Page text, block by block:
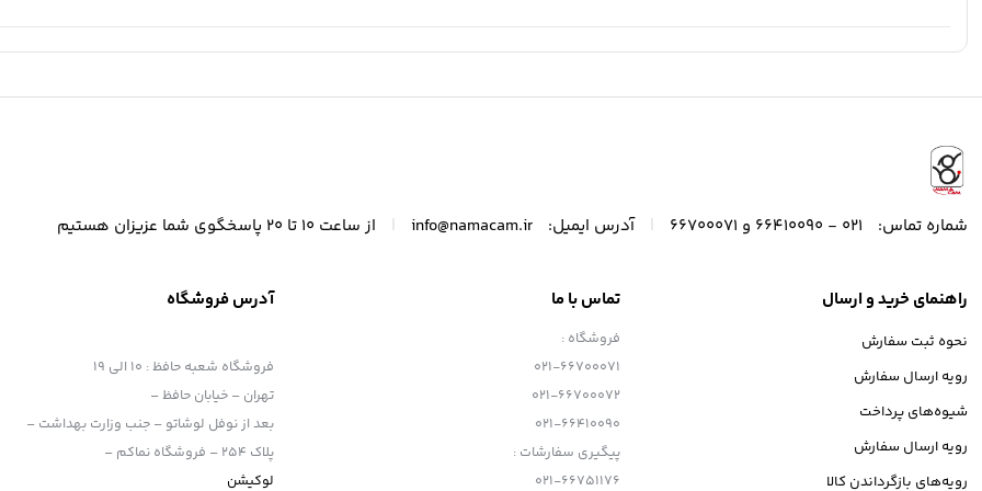
شماره تماس: 021 - 66410090 و 66700071 آدرس ایمیل: info@namacam.ir از ساعت 10 تا 20 پاسخگوی شما عزیزان هستیم
راهنمای خرید و ارسال
نحوه ثبت سفارش
رویه ارسال سفارش
شیوه‌های پرداخت
رویه ارسال سفارش
رویه‌های بازگرداندن کالا
تماس با ما
فروشگاه :
021-66700071
021-66700072
021-66410090
پیگیری سفارشات :
021-66751176
آدرس فروشگاه
فروشگاه شعبه حافظ: 10 الی 19
تهران – خیابان حافظ –
بعد از نوفل لوشاتو – جنب وزارت بهداشت –
پلاک 254 – فروشگاه نماکم –
لوکیشن